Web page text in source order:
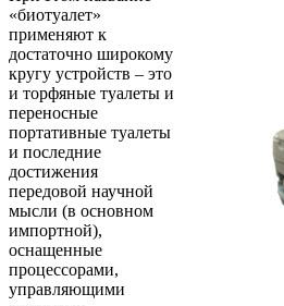
«биотуалет»
применяют к
достаточно широкому
кругу устройств – это
и торфяные туалеты и
переносные
портативные туалеты
и последние
достижения
передовой научной
мысли (в основном
импортной),
оснащенные
процессорами,
управляющими